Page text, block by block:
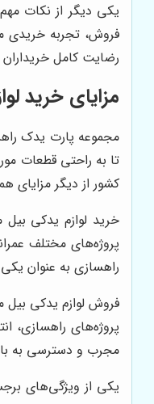
یکی دیگر از نکات
فروش، تجربه خریدی
رضایت کامل
مزایای خرید
مجموعه پارت یدک
تا به راحتی قطعات
کشور از دیگر مزایای
خرید لوازم یدکی
پروژه‌های مختلف
راهسازی به عنوان یکی
فروش لوازم یدکی
پروژه‌های راهسازی،
مجرب و دسترسی به
یکی از ویژگی‌های